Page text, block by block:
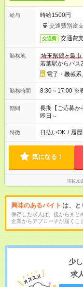
給与
時給1500円
交通費別途
交通費 交通費
勤務地
埼玉県鶴ヶ島市
若葉駅からバス
電子・機械系
勤務時間
期間
長期【ご応募か
即日～
特徴 日払いOK / 履
気になる！
掲載元
興味のあるバイト は、と
保存した求人は、後からまと
企業からアプローチが届くこ
少
求